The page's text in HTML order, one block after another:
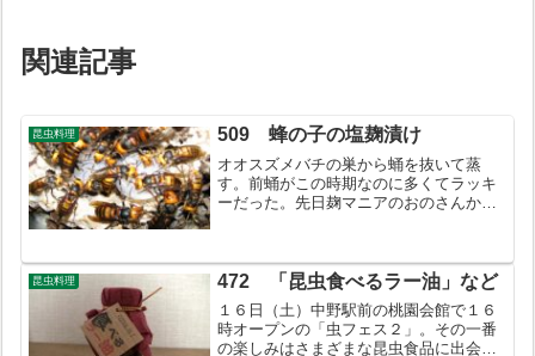
関連記事
昆虫料理 509 蜂の子の塩麹漬け
オオスズメバチの巣から蛹を抜いて蒸
す。前蛹がこの時期なのに多くてラッキ
ーだった。先日麹マニアのおのさんから
スズメバチをどうするか。初めてなので
ドキドキ感が強い。大いに楽...
昆虫料理 472 「昆虫食べるラー油」など
１６日（土）中野駅前の桃園会館で１６
時オープンの「虫フェス２」。その一番
の楽しみはさまざまな昆虫食品に出会え